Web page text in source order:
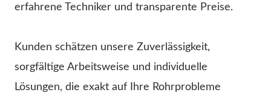
erfahrene Techniker und transparente Preise.
Kunden schätzen unsere Zuverlässigkeit,
sorgfältige Arbeitsweise und individuelle
Lösungen, die exakt auf Ihre Rohrprobleme